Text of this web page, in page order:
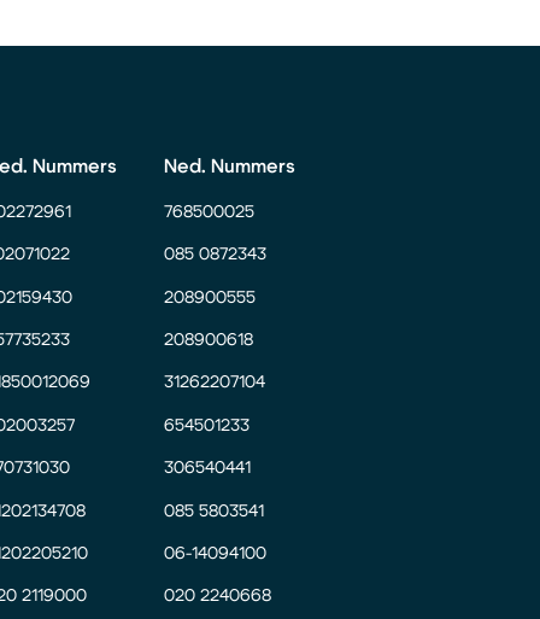
Nummers
2119000
Ned. Nummers
768500025
085 0872343
208900555
208900618
31262207104
654501233
306540441
085 5803541
06-14094100
020 2240668